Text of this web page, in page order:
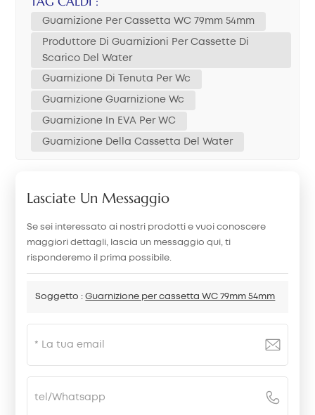
Guarnizione Per Cassetta WC 79mm 54mm
Produttore Di Guarnizioni Per Cassette Di
Scarico Del Water
Guarnizione Di Tenuta Per Wc
Guarnizione Guarnizione Wc
Guarnizione In EVA Per WC
Guarnizione Della Cassetta Del Water
Lasciate Un Messaggio
Se sei interessato ai nostri prodotti e vuoi conoscere
maggiori dettagli, lascia un messaggio qui, ti
risponderemo il prima possibile.
Soggetto :Guarnizione per cassetta WC 79mm 54mm